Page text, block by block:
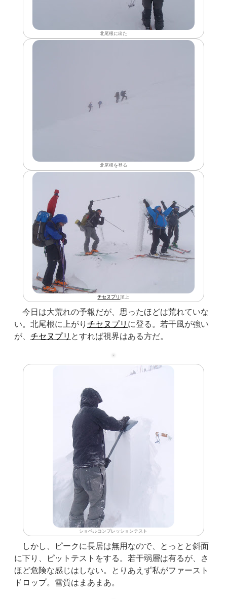
北尾根に出た
北尾根を登る
チセヌプリ頂上
今日は大荒れの予報だが、思ったほどは荒れていな
い。北尾根に上がり チセヌプリ に登る。若干風が強い
が、 チセヌプリ とすれば視界はある方だ。
ショベルコンプレッションテスト
しかし、ピークに長居は無用なので、とっとと斜面
に下り、ピットテストをする。若干弱層は有るが、さ
ほど危険な感じはしない。とりあえず私がファースト
ドロップ。雪質はまあまあ。